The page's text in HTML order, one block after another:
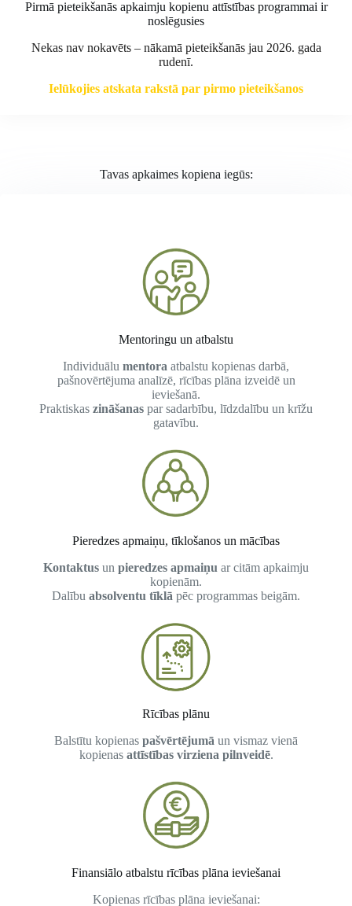
Pirmā pieteikšanās apkaimju kopienu attīstības programmai ir
noslēgusies
Nekas nav nokavēts – nākamā pieteikšanās jau 2026. gada
rudenī.
Ielūkojies atskata rakstā par pirmo pieteikšanos
Tavas apkaimes kopiena iegūs:
Mentoringu un atbalstu
Individuālu mentora atbalstu kopienas darbā,
pašnovērtējuma analīzē, rīcības plāna izveidē un
ieviešanā.
Praktiskas zināšanas par sadarbību, līdzdalību un krīžu
gatavību.
Pieredzes apmaiņu, tīklošanos un mācības
Kontaktus un pieredzes apmaiņu ar citām apkaimju
kopienām.
Dalību absolventu tīklā pēc programmas beigām.
Rīcības plānu
Balstītu kopienas pašvērtējumā un vismaz vienā
kopienas attīstības virziena pilnveidē.
Finansiālo atbalstu rīcības plāna ieviešanai
Kopienas rīcības plāna ieviešanai: